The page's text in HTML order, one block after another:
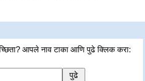
आपले नाव टाका आणि पुढे क्लिक करा: